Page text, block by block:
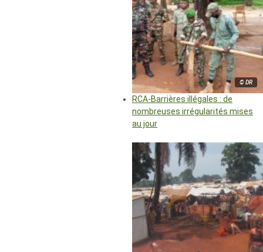
© DR
RCA-Barrières illégales : de
nombreuses irrégularités mises
au jour